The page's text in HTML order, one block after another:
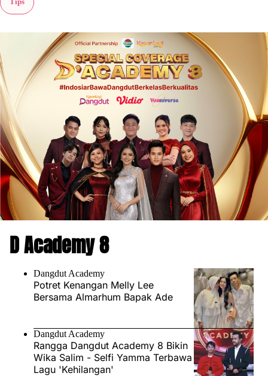
D Academy 8
Dangdut Academy
Potret Kenangan Melly Lee
Bersama Almarhum Bapak Ade
Dangdut Academy
Rangga Dangdut Academy 8 Bikin
Wika Salim - Selfi Yamma Terbawa
Lagu 'Kehilangan'